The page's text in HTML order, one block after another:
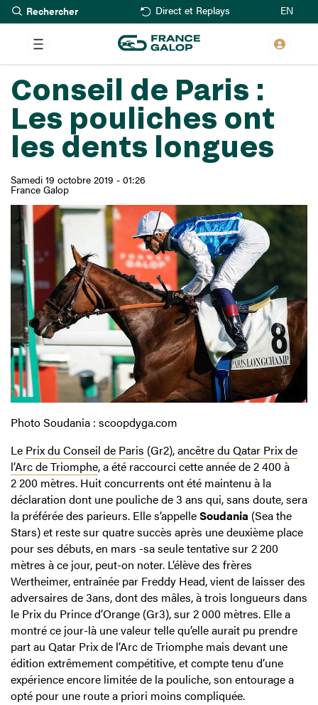
Aller
au
contenu
principal
Rechercher Direct et Replays EN
Conseil de Paris :
Les pouliches ont
les dents longues
Samedi 19 octobre 2019 - 01:26
France Galop
Photo Soudania : scoopdyga.com
Le Prix du Conseil de Paris (Gr2),ancêtre du Qatar Prix de
l’Arc de Triomphe, a été raccourci cette année de 2 400 à
2 200 mètres. Huit concurrents ont été maintenu à la
déclaration dont une pouliche de 3 ans qui, sans doute, sera
la préférée des parieurs. Elle s’appelleSoudania (Sea the
Stars) et reste sur quatre succès après une deuxième place
pour ses débuts, en mars -sa seule tentative sur 2 200
mètres à ce jour, peut-on noter. L’élève des frères
Wertheimer, entraînée par Freddy Head, vient de laisser des
adversaires de 3ans, dont des mâles, à trois longueurs dans
le Prix du Prince d’Orange (Gr3), sur 2 000 mètres. Elle a
montré ce jour-là une valeur telle qu’elle aurait pu prendre
part au Qatar Prix de l’Arc de Triomphe mais devant une
édition extrêmement compétitive, et compte tenu d’une
expérience encore limitée de la pouliche, son entourage a
opté pour une route a priori moins compliquée.